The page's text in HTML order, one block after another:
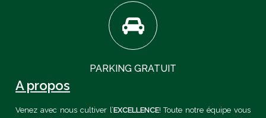
PARKING GRATUIT
A propos
Venez avec nous cultiver l’EXCELLENCE! Toute notre équipe vous